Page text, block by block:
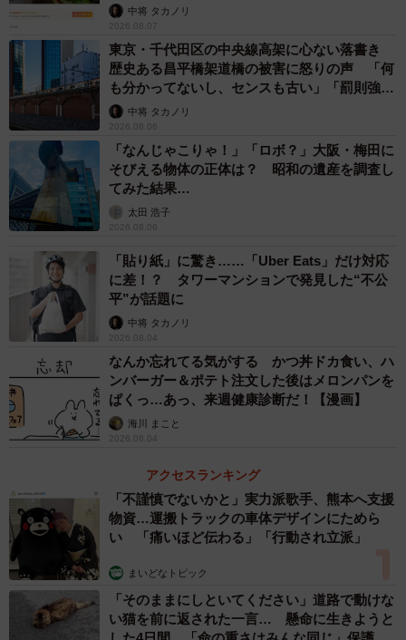
中将 タカノリ
2026.08.07
東京・千代田区の中央線高架に心ない落書き
歴史ある昌平橋架道橋の被害に怒りの声 「何
も分かってないし、センスも古い」「罰則強化
して」中将 タカノリ
2026.08.06
「なんじゃこりゃ！」「ロボ？」大阪・梅田に
そびえる物体の正体は？ 昭和の遺産を調査し
てみた結果…
太田 浩子
2026.08.06
「貼り紙」に驚き……「Uber Eats」だけ対応
に差！？ タワーマンションで発見した“不公
平”が話題に
中将 タカノリ
2026.08.04
なんか忘れてる気がする かつ丼ドカ食い、ハ
ンバーガー＆ポテト注文した後はメロンパンを
ぱくっ…あっ、来週健康診断だ！【漫画】
海川 まこと
2026.08.04
アクセスランキング
「不謹慎でないかと」実力派歌手、熊本へ支援
物資…運搬トラックの車体デザインにためら
い 「痛いほど伝わる」「行動され立派」
まいどなトピック
「そのままにしといてください」道路で動けな
い猫を前に返された一言… 懸命に生きようと